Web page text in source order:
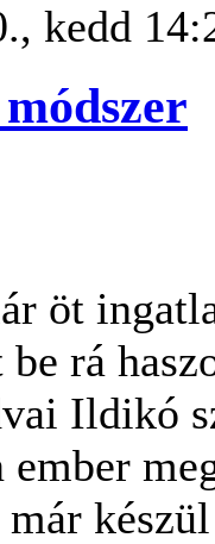
kedd
öt
rá
Ildikó
ember